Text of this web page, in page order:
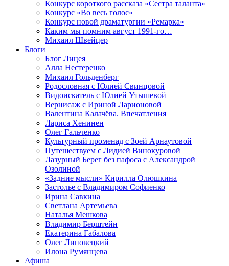
Конкурс короткого рассказа «Сестра таланта»
Конкурс «Во весь голос»
Конкурс новой драматургии «Ремарка»
Каким мы помним август 1991-го…
Михаил Швейцер
Блоги
Блог Лицея
Алла Нестеренко
Михаил Гольденберг
Родословная с Юлией Свинцовой
Видоискатель с Юлией Утышевой
Вернисаж с Ириной Ларионовой
Валентина Калачёва. Впечатления
Лариса Хенинен
Олег Гальченко
Культурный променад с Зоей Арнаутовой
Путешествуем с Лидией Винокуровой
Лазурный Берег без пафоса с Александрой
Озолиной
«Задние мысли» Кирилла Олюшкина
Застолье с Владимиром Софиенко
Ирина Савкина
Светлана Артемьева
Наталья Мешкова
Владимир Берштейн
Екатерина Габалова
Олег Липовецкий
Илона Румянцева
Афиша